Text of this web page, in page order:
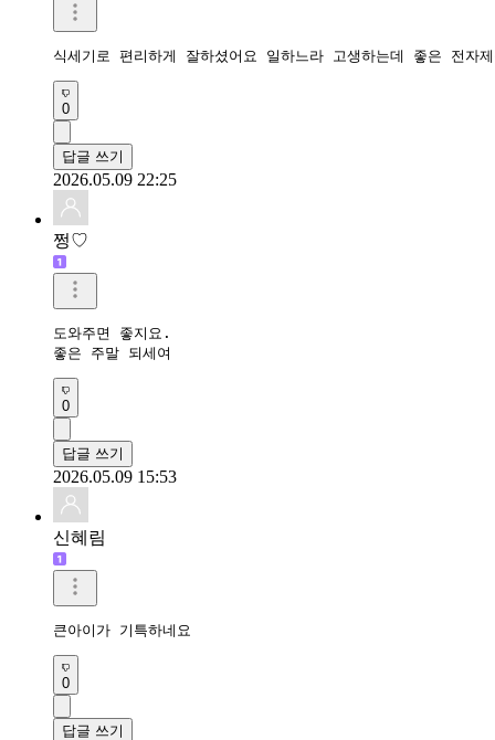
식세기로 편리하게 잘하셨어요 일하느라 고생하는데 좋은 전자제
0
답글 쓰기
2026.05.09 22:25
쩡♡
도와주면 좋지요.
좋은 주말 되세여
0
답글 쓰기
2026.05.09 15:53
신혜림
큰아이가 기특하네요
0
답글 쓰기